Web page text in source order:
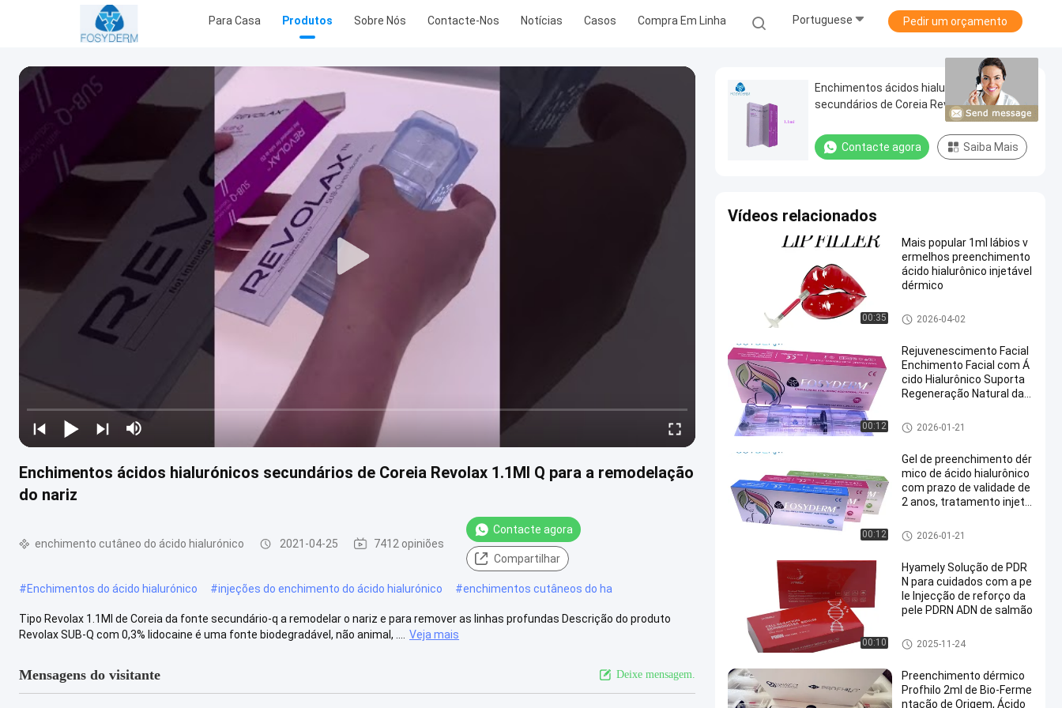
Para Casa Produtos Sobre Nós Contacte-Nos Notícias Casos Compra Em Linha Portuguese Pedir um orçamento
Enchimentos ácidos hialurónicos secundários de Coreia Revolax 1.1Ml Q para a remodelação
do nariz
enchimento cutâneo do ácido hialurónico 2021-04-25 7412 opiniões
Contacte agora
Compartilhar
#Enchimentos do ácido hialurónico #injeções do enchimento do ácido hialurónico #enchimentos cutâneos do ha
Tipo Revolax 1.1Ml de Coreia da fonte secundário-q a remodelar o nariz e para remover as linhas profundas Descrição do produto
Revolax SUB-Q com 0,3% lidocaine é uma fonte biodegradável, não animal, ....
Veja mais
Mensagens do visitante Deixe mensagem.
Enchimentos ácidos hialurónicos
secundários de Coreia Revolax 1.1Ml Q
para a remodelação do nariz
Contacte agora Saiba Mais
Vídeos relacionados
00:35
Mais popular 1ml lábios v
ermelhos preenchimento
ácido hialurônico injetável
dérmico
enchimento cutâneo do ácido
hialurónico
2026-04-02
00:12
Rejuvenescimento Facial
Enchimento Facial com Á
cido Hialurônico Suporta
Regeneração Natural da
enchimento cutâneo do ácido
hialurónico
2026-01-21
00:12
Gel de preenchimento dér
mico de ácido hialurônico
com prazo de validade de
2 anos, tratamento injetá
ra rejuvenescimento da p
ele e restauração de volu
enchimento cutâneo do ácido
hialurónico
2026-01-21
00:10
Hyamely Solução de PDR
N para cuidados com a pe
le Injecção de reforço da
pele PDRN ADN de salmão
estético2025-11-24
Preenchimento dérmico
Profhilo 2ml de Bio-Ferme
ntação de Origem, Ácido